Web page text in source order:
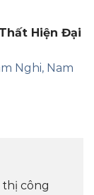
Hiện Đại
Nghi, Nam
thị công